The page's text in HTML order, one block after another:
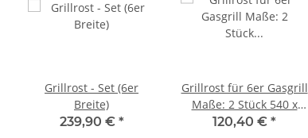
Grillrost - Set (6er
Breite)
239,90 € *
Grillrost für 6er Gasgrill
Maße: 2 Stück 540 x
470 mm
120,40 € *